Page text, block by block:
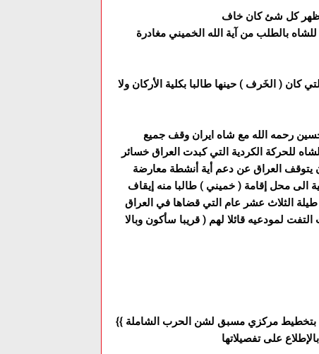
بالطلب من آية الله الخميني مغادرة
كان ( الخَرف ) حينها طالبا بكلية الأركان ولا
حسين رحمه الله مع شاه ايران وقف جميع
للحركة الكردية التي كبدت العراق خسائر
يتوقف العراق عن دعم أية أنشطة معارضة
الى محل إقامة ( خميني ) طالبا منه إيقاف
الثلاث عشر عام التي قضاها في العراق
لمودعيه قائلا لهم ( قريبا سأكون وبالا
{{ المعارك الحدودية التي بدأت 9/4/1980 بدأت ب( قرار من صدام ) بتخطيط مركزي مسبق لشن الحرب الشاملة